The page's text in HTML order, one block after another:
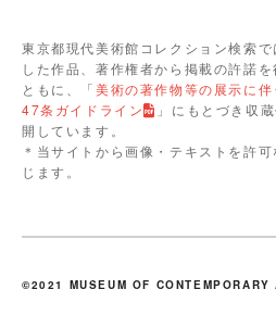
東京都現代美術館コレクション検索
した作品、著作権者から掲載の許諾
ともに、「美術の著作物等の展示に
47条ガイドライン
」にもとづき収
開しています。
＊当サイトから画像・テキストを許
じます。
©2021 MUSEUM OF CONTEMPORARY